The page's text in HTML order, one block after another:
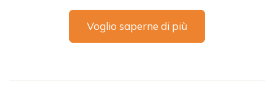
Voglio saperne di più